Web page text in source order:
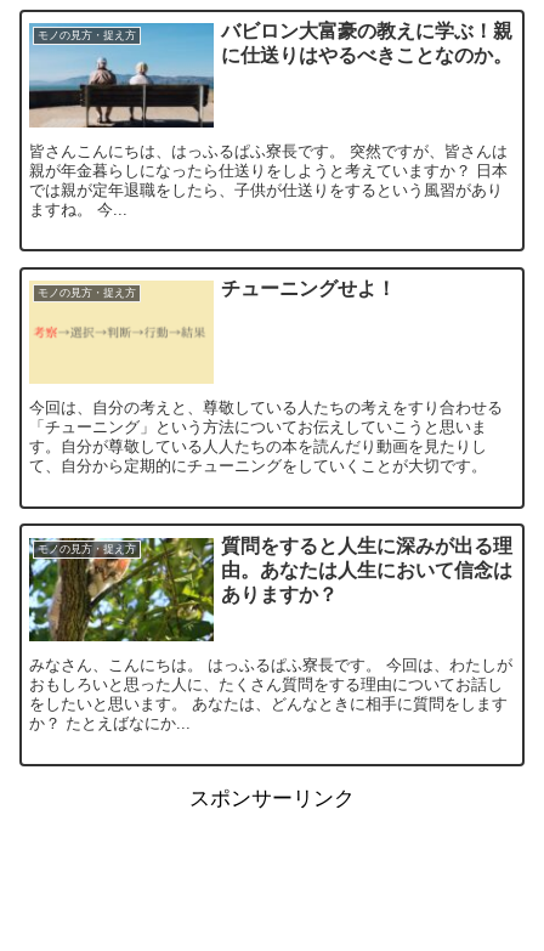
モノの見方・捉え方
バビロン大富豪の教えに学ぶ！親
に仕送りはやるべきことなのか。
皆さんこんにちは、はっふるぱふ寮長です。 突然ですが、皆さんは
親が年金暮らしになったら仕送りをしようと考えていますか？ 日本
では親が定年退職をしたら、子供が仕送りをするという風習があり
ますね。 今...
モノの見方・捉え方 チューニングせよ！
今回は、自分の考えと、尊敬している人たちの考えをすり合わせる
「チューニング」という方法についてお伝えしていこうと思いま
す。自分が尊敬している人人たちの本を読んだり動画を見たりし
て、自分から定期的にチューニングをしていくことが大切です。
モノの見方・捉え方
質問をすると人生に深みが出る理
由。あなたは人生において信念は
ありますか？
みなさん、こんにちは。 はっふるぱふ寮長です。 今回は、わたしが
おもしろいと思った人に、たくさん質問をする理由についてお話し
をしたいと思います。 あなたは、どんなときに相手に質問をします
か？ たとえばなにか...
スポンサーリンク